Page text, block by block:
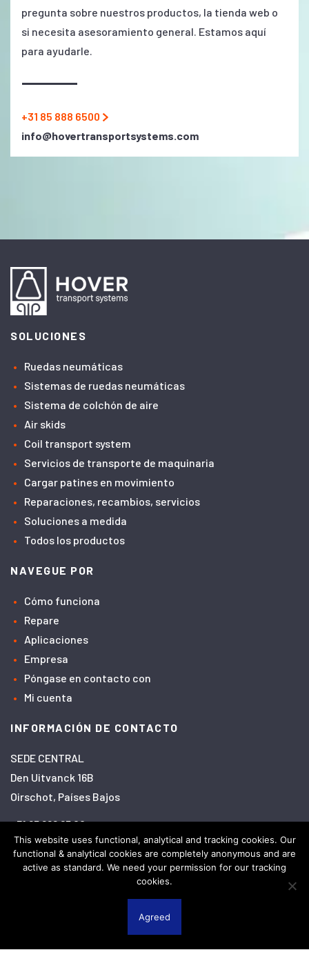
pregunta sobre nuestros productos, la tienda web o
si necesita asesoramiento general. Estamos aquí
para ayudarle.
+31 85 888 6500
info@hovertransportsystems.com
SOLUCIONES
Ruedas neumáticas
Sistemas de ruedas neumáticas
Sistema de colchón de aire
Air skids
Coil transport system
Servicios de transporte de maquinaria
Cargar patines en movimiento
Reparaciones, recambios, servicios
Soluciones a medida
Todos los productos
NAVEGUE POR
Cómo funciona
Repare
Aplicaciones
Empresa
Póngase en contacto con
Mi cuenta
INFORMACIÓN DE CONTACTO
SEDE CENTRAL
Den Uitvanck 16B
Oirschot, Países Bajos
+31 85 888 65 00
info@hovertransportsystems.com
Descargo de responsabilidad
Política de privacidad
This website uses functional, analytical and tracking cookies. Our
functional & analytical cookies are completely anonymous and are
active as standard. We need your permission for our tracking
cookies.
Agreed